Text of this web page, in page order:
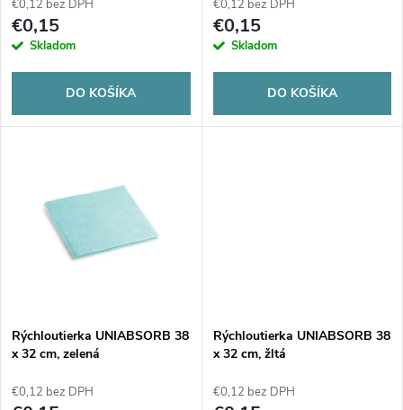
r
d
o
v
r
o
d
v
€0,12 bez DPH
€0,15
Skladom
DO KOŠÍKA
€0,12 bez DPH
€0,15
Skladom
DO KOŠÍKA
Rýchloutierka UNIABSORB 38
x 32 cm, zelená
€0,12 bez DPH
Rýchloutierka UNIABSORB 38
x 32 cm, žltá
€0,12 bez DPH